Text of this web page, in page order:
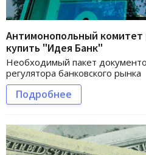
Антимонопольный комитет
купить "Идея Банк"
Необходимый пакет
регулятора банковского рынка
Подробнее